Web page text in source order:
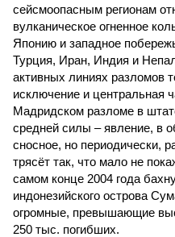
сейсмоопасным регионам
вулканическое огненное
Японию и западное
Турция, Иран, Индия и
активных линиях разломов
исключение и
Мадридском разломе в
средней силы – явление, в
сносное, но периодически,
трясёт так, что мало не
самом конце 2004 года
индонезийского острова
огромные, превышающие
250 тыс. погибших.